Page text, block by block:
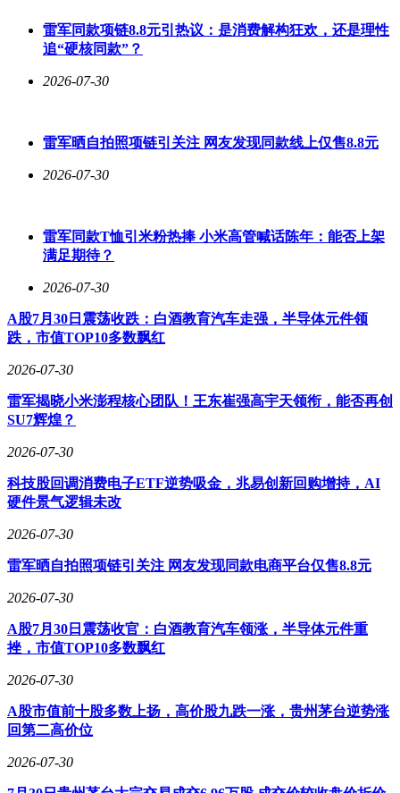
在团队建设方面，张文悦创新内部孵化机制。通过"主播-运
在拓展短视频运营领域，计划新增单品专属直播间，构建"一
从运营助理到带领23人团队，张文悦的成长轨迹印证了电商新
人的突围可能。她将传统电商的精细化思维与直播电商的实时
创业者正用专业与坚持书写着电商领域的新篇章。
雷军同款项链8.8元引热议：是消费解构狂欢，还是理性
追“硬核同款”？
2026-07-30
雷军晒自拍照项链引关注 网友发现同款线上仅售8.8元
2026-07-30
雷军同款T恤引米粉热捧 小米高管喊话陈年：能否上架
满足期待？
2026-07-30
A股7月30日震荡收跌：白酒教育汽车走强，半导体元件领
跌，市值TOP10多数飘红
2026-07-30
雷军揭晓小米澎程核心团队！王东崔强高宇天领衔，能否再创
SU7辉煌？
2026-07-30
科技股回调消费电子ETF逆势吸金，兆易创新回购增持，AI
硬件景气逻辑未改
2026-07-30
雷军晒自拍照项链引关注 网友发现同款电商平台仅售8.8元
2026-07-30
A股7月30日震荡收官：白酒教育汽车领涨，半导体元件重
挫，市值TOP10多数飘红
2026-07-30
A股市值前十股多数上扬，高价股九跌一涨，贵州茅台逆势涨
回第二高价位
2026-07-30